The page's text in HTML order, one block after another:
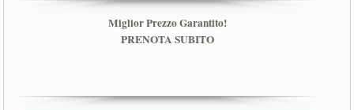
Miglior Prezzo Garantito!
PRENOTA SUBITO